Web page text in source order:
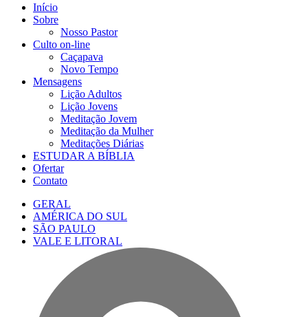
Início
Sobre
Nosso Pastor
Culto on-line
Caçapava
Novo Tempo
Mensagens
Lição Adultos
Lição Jovens
Meditação Jovem
Meditação da Mulher
Meditações Diárias
ESTUDAR A BÍBLIA
Ofertar
Contato
GERAL
AMÉRICA DO SUL
SÃO PAULO
VALE E LITORAL